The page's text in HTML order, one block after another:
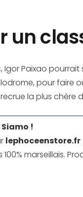
un
Paixao
pour faire
la plus chère
!
lephoceenstore.fr
marseillais.